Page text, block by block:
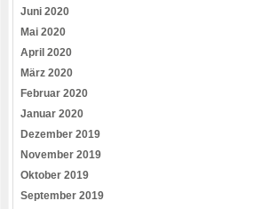
Juni 2020
Mai 2020
April 2020
März 2020
Februar 2020
Januar 2020
Dezember 2019
November 2019
Oktober 2019
September 2019